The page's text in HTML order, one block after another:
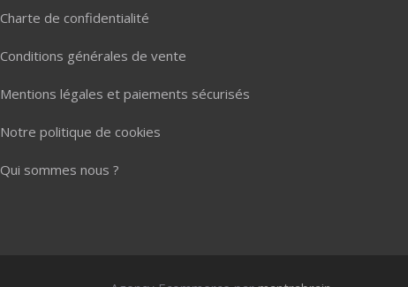
Charte de confidentialité
Conditions générales de vente
Mentions légales et paiements sécurisés
Notre politique de cookies
Qui sommes nous ?